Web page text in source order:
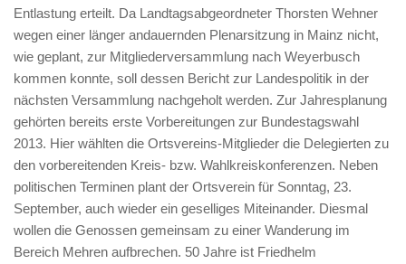
Entlastung erteilt. Da Landtagsabgeordneter Thorsten Wehner
wegen einer länger andauernden Plenarsitzung in Mainz nicht,
wie geplant, zur Mitgliederversammlung nach Weyerbusch
kommen konnte, soll dessen Bericht zur Landespolitik in der
nächsten Versammlung nachgeholt werden. Zur Jahresplanung
gehörten bereits erste Vorbereitungen zur Bundestagswahl
2013. Hier wählten die Ortsvereins-Mitglieder die Delegierten zu
den vorbereitenden Kreis- bzw. Wahlkreiskonferenzen. Neben
politischen Terminen plant der Ortsverein für Sonntag, 23.
September, auch wieder ein geselliges Miteinander. Diesmal
wollen die Genossen gemeinsam zu einer Wanderung im
Bereich Mehren aufbrechen. 50 Jahre ist Friedhelm